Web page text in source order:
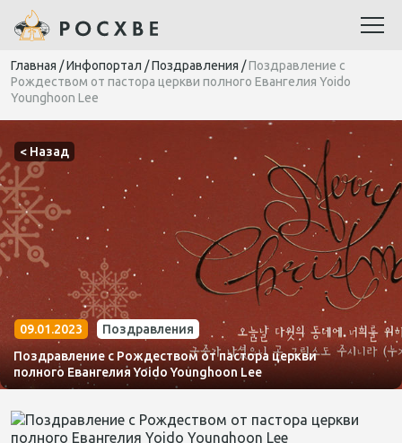
Главная /Инфопортал /Поздравления /Поздравление с
Рождеством от пастора церкви полного Евангелия Yoido
Younghoon Lee
< Назад
09.01.2023
Поздравления
Поздравление с Рождеством от пастора церкви
полного Евангелия Yoido Younghoon Lee